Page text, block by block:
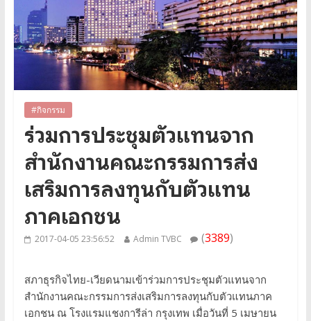
#กิจกรรม
ร่วมการประชุมตัวแทนจาก
สำนักงานคณะกรรมการส่ง
เสริมการลงทุนกับตัวแทน
ภาคเอกชน
2017-04-05 23:56:52 Admin TVBC (3389)
สภาธุรกิจไทย-เวียดนามเข้าร่วมการประชุมตัวแทนจาก
สำนักงานคณะกรรมการส่งเสริมการลงทุนกับตัวแทนภาค
เอกชน ณ โรงแรมแชงการีล่า กรุงเทพ เมื่อวันที่ 5 เมษายน